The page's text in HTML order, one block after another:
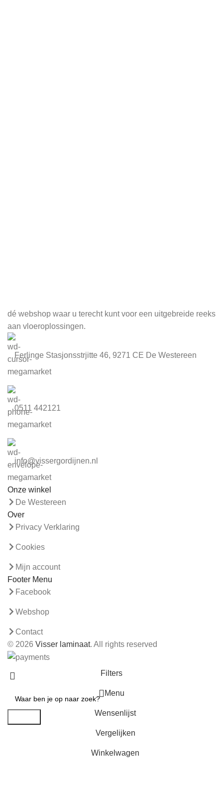
dé webshop waar u terecht kunt voor een uitgebreide reeks
aan vloeroplossingen.
Ferlinge Stasjonsstrjitte 46, 9271 CE De Westereen
0511 442121
info@vissergordijnen.nl
Onze winkel
De Westereen
Over
Privacy Verklaring
Cookies
Mijn account
Footer Menu
Facebook
Webshop
Contact
© 2026 Visser laminaat. All rights reserved
Filters
Menu
Wensenlijst
Vergelijken
Winkelwagen